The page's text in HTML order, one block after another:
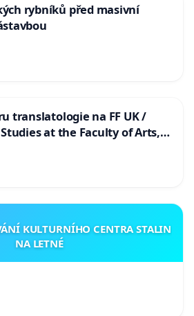
rybníků před masivní
translatologie na FF UK /
at the Faculty of Arts,
KULTURNÍHO CENTRA STALIN
NA LETNÉ